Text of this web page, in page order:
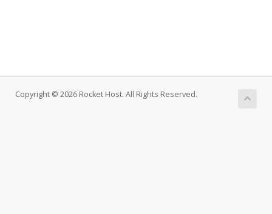
Copyright © 2026 Rocket Host. All Rights Reserved.